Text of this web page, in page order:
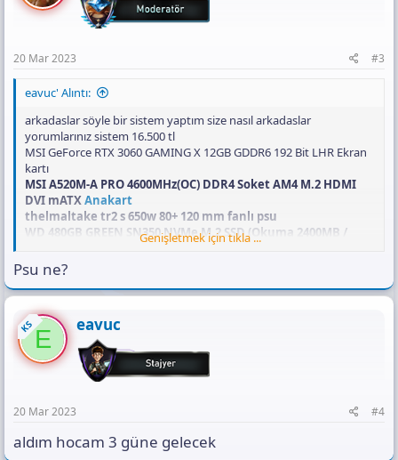
20 Mar 2023 #3
eavuc' Alıntı:
arkadaslar söyle bir sistem yaptım size nasıl arkadaslar
yorumlarınız sistem 16.500 tl
MSI GeForce RTX 3060 GAMING X 12GB GDDR6 192 Bit LHR Ekran
kartı
MSI A520M-A PRO 4600MHz(OC) DDR4 Soket AM4 M.2 HDMI
DVI mATXAnakart
thelmaltake tr2 s 650w 80+ 120 mm fanlı psu
WD 480GB GREEN SN350 NVMe M.2 SSD (Okuma 2400MB /
NZXT H510 Tempered Glass USB 3.1 Kırmızı/Siyah Mid Tower
kasa
AMD Ryzen 5 5600 3.5GHz 32MB Önbellek 6 Çekirdek AM4 7nm
İşlemci
GSKILL 8GB Ripjaws V Siyah 3600MHz CL18 DDR4 Single Kit
Ram 2 adet nasıl siten
nasıl sitem iyimi
Genişletmek için tıkla ...
Psu ne?
KSE eavuc
20 Mar 2023 #4
aldım hocam 3 güne gelecek